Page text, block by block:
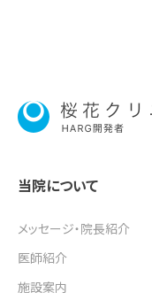
当院について
メッセージ・院長紹介
医師紹介
施設案内